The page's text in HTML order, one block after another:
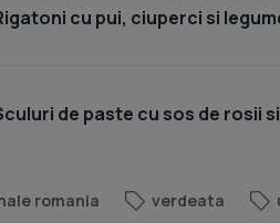
cu pui, ciuperci si
de paste cu sos de rosii
romania verdeata